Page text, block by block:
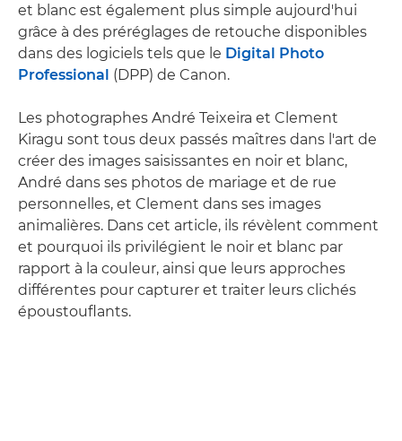
et blanc est également plus simple aujourd'hui
grâce à des préréglages de retouche disponibles
dans des logiciels tels que le Digital Photo
Professional (DPP) de Canon.
Les photographes André Teixeira et Clement
Kiragu sont tous deux passés maîtres dans l'art de
créer des images saisissantes en noir et blanc,
André dans ses photos de mariage et de rue
personnelles, et Clement dans ses images
animalières. Dans cet article, ils révèlent comment
et pourquoi ils privilégient le noir et blanc par
rapport à la couleur, ainsi que leurs approches
différentes pour capturer et traiter leurs clichés
époustouflants.